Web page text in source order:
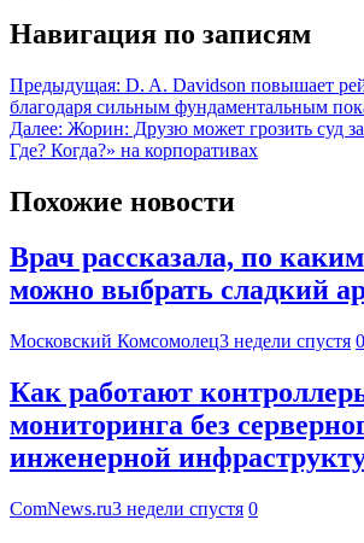
Навигация по записям
Предыдущая: D. A. Davidson повышает
благодаря сильным фундаментальным
Далее: Жорин: Друзю может грозить суд
Где? Когда?» на корпоративах
Похожие новости
Врач рассказала, по
можно выбрать сладкий
Московский Комсомолец3 недели спустя 0
Как работают
мониторинга без
инженерной
ComNews.ru3 недели спустя 0